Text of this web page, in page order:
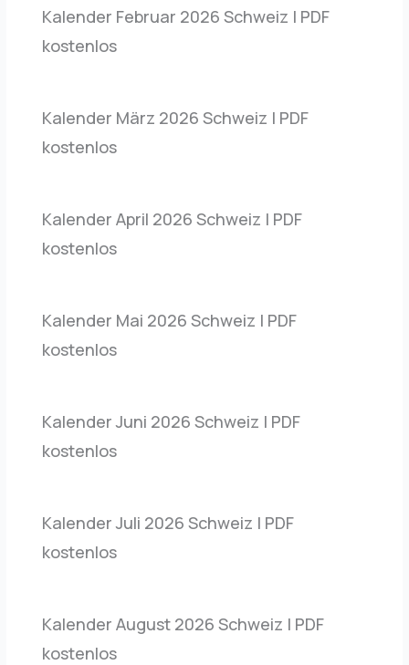
Kalender Februar 2026 Schweiz | PDF
kostenlos
Kalender März 2026 Schweiz | PDF
kostenlos
Kalender April 2026 Schweiz | PDF
kostenlos
Kalender Mai 2026 Schweiz | PDF
kostenlos
Kalender Juni 2026 Schweiz | PDF
kostenlos
Kalender Juli 2026 Schweiz | PDF
kostenlos
Kalender August 2026 Schweiz | PDF
kostenlos